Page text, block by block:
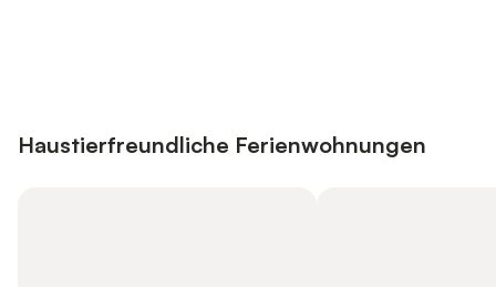
Haustierfreundliche Ferienwohnungen